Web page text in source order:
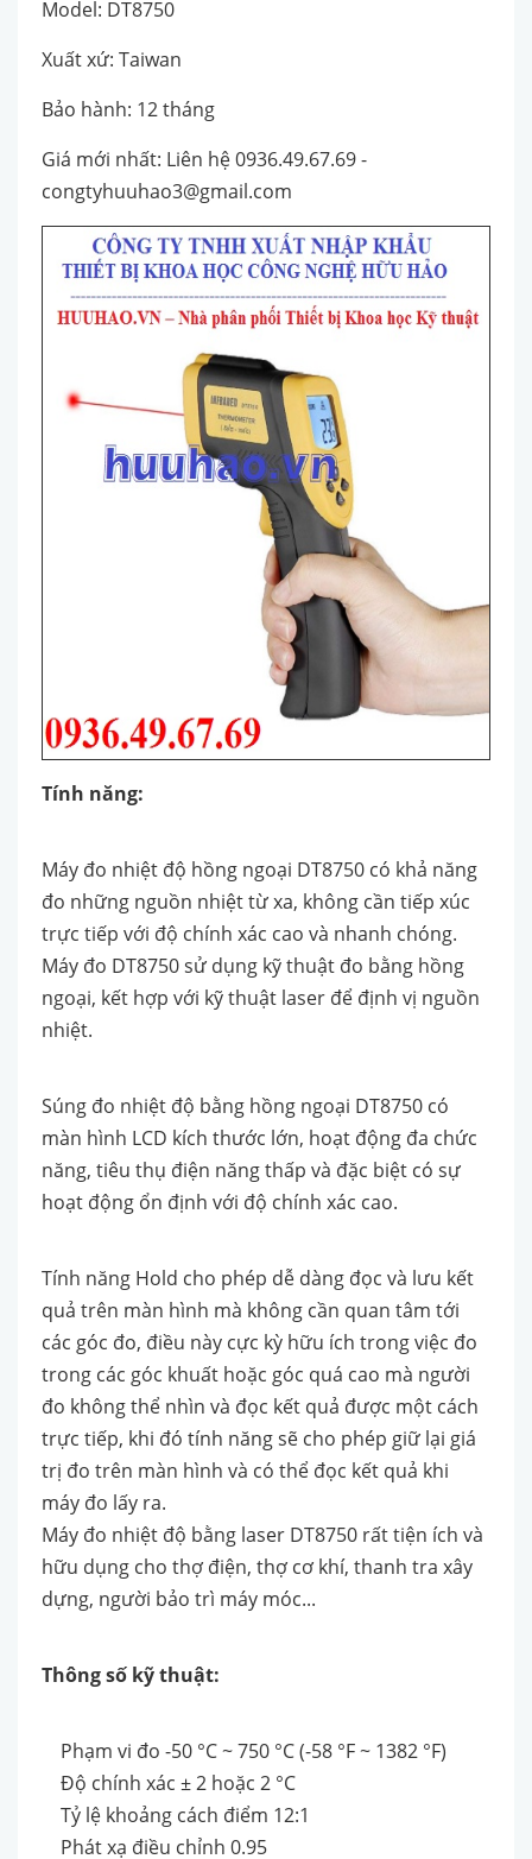
Model: DT8750
Xuất xứ: Taiwan
Bảo hành: 12 tháng
Giá mới nhất: Liên hệ 0936.49.67.69 -
congtyhuuhao3@gmail.com
Tính năng:
Máy đo nhiệt độ hồng ngoại DT8750 có khả năng
đo những nguồn nhiệt từ xa, không cần tiếp xúc
trực tiếp với độ chính xác cao và nhanh chóng.
Máy đo DT8750 sử dụng kỹ thuật đo bằng hồng
ngoại, kết hợp với kỹ thuật laser để định vị nguồn
nhiệt.
Súng đo nhiệt độ bằng hồng ngoại DT8750 có
màn hình LCD kích thước lớn, hoạt động đa chức
năng, tiêu thụ điện năng thấp và đặc biệt có sự
hoạt động ổn định với độ chính xác cao.
Tính năng Hold cho phép dễ dàng đọc và lưu kết
quả trên màn hình mà không cần quan tâm tới
các góc đo, điều này cực kỳ hữu ích trong việc đo
trong các góc khuất hoặc góc quá cao mà người
đo không thể nhìn và đọc kết quả được một cách
trực tiếp, khi đó tính năng sẽ cho phép giữ lại giá
trị đo trên màn hình và có thể đọc kết quả khi
máy đo lấy ra.
Máy đo nhiệt độ bằng laser DT8750 rất tiện ích và
hữu dụng cho thợ điện, thợ cơ khí, thanh tra xây
dựng, người bảo trì máy móc...
Thông số kỹ thuật:
Phạm vi đo -50 °C ~ 750 °C (-58 °F ~ 1382 °F)
Độ chính xác ± 2 hoặc 2 °C
Tỷ lệ khoảng cách điểm 12:1
Phát xạ điều chỉnh 0.95